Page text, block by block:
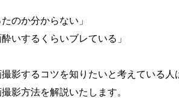
のか分からない」
いするくらいブレている」
影するコツを知りたいと考えている人
影方法を解説いたします。